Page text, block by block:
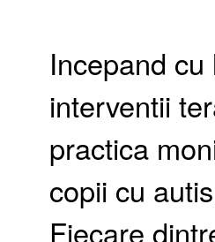
Incepand
interventii
practica
copii cu
Fiecare